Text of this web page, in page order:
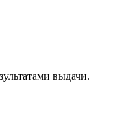
выдачи.